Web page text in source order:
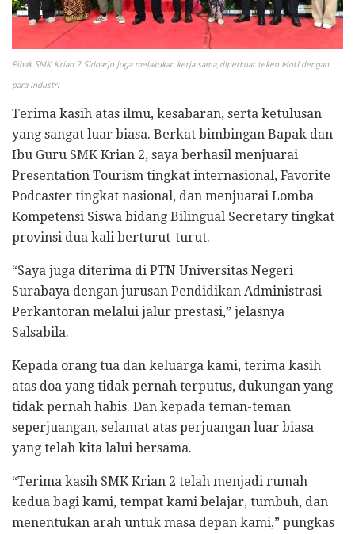
Pihak SMK Krian 2 Sidoarjo juga melakukan kerja sama, diperkuat teken MoU dengan
para industri
​Terima kasih atas ilmu, kesabaran, serta ketulusan
yang sangat luar biasa. Berkat bimbingan Bapak dan
Ibu Guru SMK Krian 2, saya berhasil menjuarai
Presentation Tourism tingkat internasional, Favorite
Podcaster tingkat nasional, dan menjuarai Lomba
Kompetensi Siswa bidang Bilingual Secretary tingkat
provinsi dua kali berturut-turut.
“Saya juga diterima di PTN Universitas Negeri
Surabaya dengan jurusan Pendidikan Administrasi
Perkantoran melalui jalur prestasi,” jelasnya
Salsabila.
​Kepada orang tua dan keluarga kami, terima kasih
atas doa yang tidak pernah terputus, dukungan yang
tidak pernah habis. Dan kepada teman-teman
seperjuangan, selamat atas perjuangan luar biasa
yang telah kita lalui bersama.
​“Terima kasih SMK Krian 2 telah menjadi rumah
kedua bagi kami, tempat kami belajar, tumbuh, dan
menentukan arah untuk masa depan kami,” pungkas